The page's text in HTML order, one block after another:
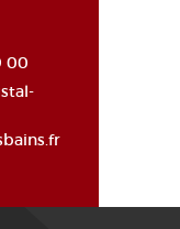
00